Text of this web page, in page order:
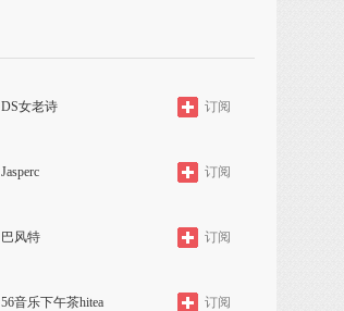
DS女老诗 订阅
Jasperc 订阅
巴风特 订阅
56音乐下午茶hitea 订阅